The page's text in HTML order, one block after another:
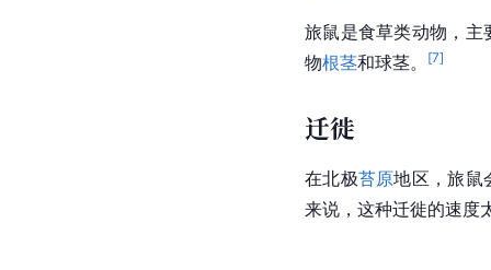
旅鼠是食草类动物，
物根茎和球茎。 [7]
迁徙
在北极苔原地区，旅鼠
来说，这种迁徙的速度